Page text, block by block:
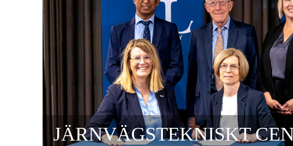
JÄRNVÄGSTEKNISKT